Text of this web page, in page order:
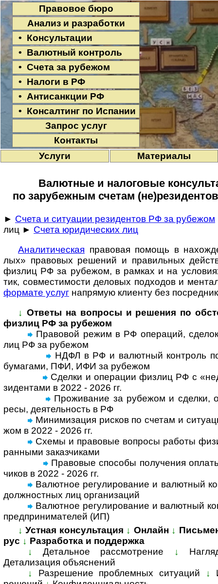
Правовое бюро
Анализ и разработки
• Консультации
• Валютный контроль
• Счета за рубежом
• Налоги в РФ
• Антисанкции РФ
• Консалтинг по Испании
Запрос услуг
Контакты
Услуги
Материалы
Валютные и налоговые
по зарубежным счетам
► Счета и ситуации резидентов РФ за рубежом
лиц ► Счета юридических лиц
Ана­ли­ти­че­с­кая пра­во­вая по­мощь в
лых» пра­во­вых ре­ше­ний и пра­ви­ль­ных
физ­лиц РФ за рубе­жом, в рам­ках и на
тик, сов­мес­ти­мо­сти дело­вых под­хо­дов и
фор­мате услуг на­пря­мую кли­енту без
↓ Ответы на вопросы и реше­ния по
физ­лиц РФ за рубежом
Правовой режим в РФ операций,
лиц РФ за рубе­жом
НДФЛ в РФ и валютный контроль
бума­гами, ПФИ, ИФИ за рубе­жом
Сделки и операции физ­лиц РФ с
зи­ден­тами в 2022 - 2026 гг.
Проживание за рубежом и сделки,
ресы, дея­тель­ность в РФ
Минимизация рисков по счетам и
жом в 2022 - 2026 гг.
Схемы и правовые вопросы работы
ран­ными заказ­чи­ками
Правовые способы полу­че­ния
чи­ков в 2022 - 2026 гг.
Валютное регулирование и валютный
долж­но­ст­ных лиц орга­ни­заций
Валютное регулирование и валютный
пред­при­ни­ма­те­лей (ИП)
↓ Устная консультация ↓ Онлайн ↓
рус ↓ Разработка и поддержка
↓
Детальное рассмотрение ↓
Детализация объяс­нений
↓
Разрешение проблемных ситуаций ↓